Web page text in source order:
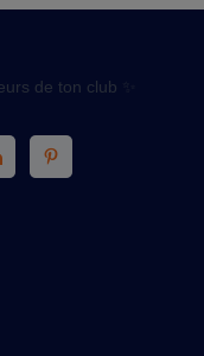
de ton club ✨